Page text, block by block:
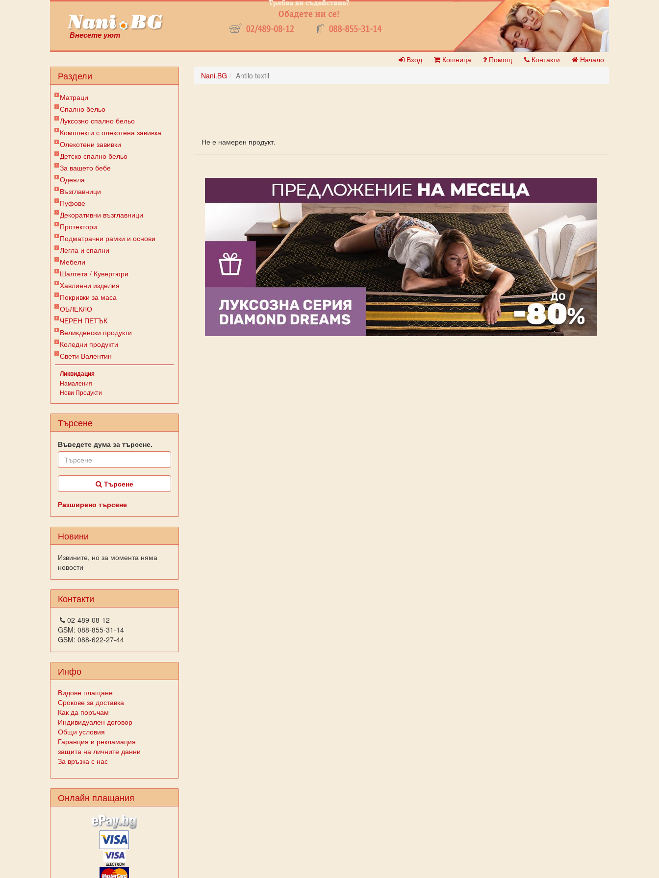
Внесете уют
Вход Кошница Помощ Контакти Начало
Раздели
Матраци
Спално бельо
Луксозно спално бельо
Комплекти с олекотена завивка
Олекотени завивки
Детско спално бельо
За вашето бебе
Одеяла
Възглавници
Пуфове
Декоративни възглавници
Протектори
Подматрачни рамки и основи
Легла и спални
Мебели
Шалтета / Кувертюри
Хавлиени изделия
Покривки за маса
ОБЛЕКЛО
ЧЕРЕН ПЕТЪК
Великденски продукти
Коледни продукти
Свети Валентин
Ликвидация
Намаления
Нови Продукти
Търсене
Въведете дума за търсене.
Търсене
Разширено търсене
Новини
Извините, но за момента няма
новости
Контакти
02-489-08-12
GSM: 088-855-31-14
GSM: 088-622-27-44
Инфо
Видове плащане
Срокове за доставка
Как да поръчам
Индивидуален договор
Общи условия
Гаранция и рекламация
защита на личните данни
За връзка с нас
Онлайн плащания
Nani.BG Antilo textil
Не е намерен продукт.